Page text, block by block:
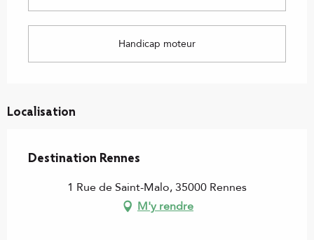
Handicap moteur
Localisation
Destination Rennes
1 Rue de Saint-Malo, 35000 Rennes
M'y rendre